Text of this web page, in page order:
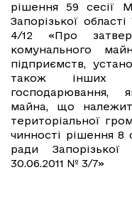
рішення 59 сесії
Запорізької
4/12 «Про
комунального
підприємств,
також інших
господарювання,
майна, що
територіальної
чинності рішення 8
ради
30.06.2011 № 3/7»